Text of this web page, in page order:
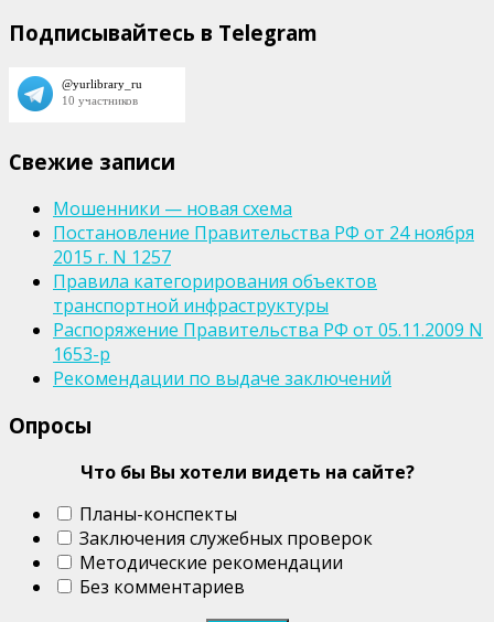
Подписывайтесь в Telegram
Свежие записи
Мошенники — новая схема
Постановление Правительства РФ от 24 ноября
2015 г. N 1257
Правила категорирования объектов
транспортной инфраструктуры
Распоряжение Правительства РФ от 05.11.2009 N
1653-р
Рекомендации по выдаче заключений
Опросы
Что бы Вы хотели видеть на сайте?
Планы-конспекты
Заключения служебных проверок
Методические рекомендации
Без комментариев